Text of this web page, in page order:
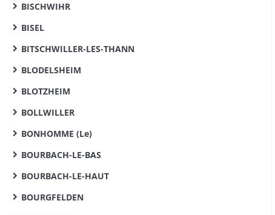
BISCHWIHR
BISEL
BITSCHWILLER-LES-THANN
BLODELSHEIM
BLOTZHEIM
BOLLWILLER
BONHOMME (Le)
BOURBACH-LE-BAS
BOURBACH-LE-HAUT
BOURGFELDEN